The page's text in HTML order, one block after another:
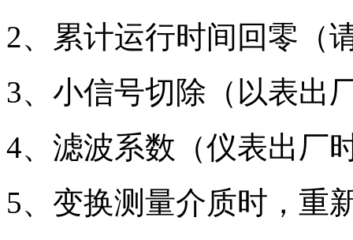
2、累计运行时间回零（
3、小信号切除（以表出
4、滤波系数（仪表出厂
5、变换测量介质时，重